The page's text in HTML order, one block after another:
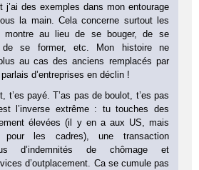
des exemples dans mon entourage
la main. Cela concerne surtout les
montre au lieu de se bouger, de se
de se former, etc. Mon histoire ne
au cas des anciens remplacés par
d’entreprises en déclin !
t’es payé. T’as pas de boulot, t’es pas
l’inverse extrême : tu touches des
élevées (il y en a aux US, mais
les cadres), une transaction
d’indemnités de chômage et
d’outplacement. Ca se cumule pas